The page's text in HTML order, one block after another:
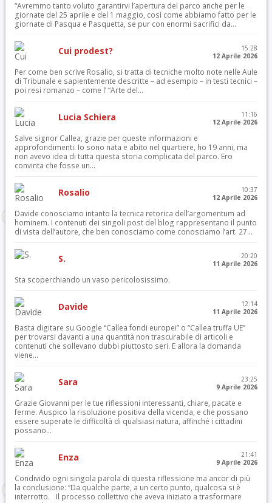
“Avremmo tanto voluto garantirvi l’apertura del parco anche per le
giornate del 25 aprile e del 1 maggio, così come abbiamo fatto per le
giornate di Pasqua e Pasquetta, se pur con enormi sacrifici da...
Cui prodest?
15:28
12 Aprile 2026
Per come ben scrive Rosalio, si tratta di tecniche molto note nelle Aule
di Tribunale e sapientemente descritte – ad esempio – in testi tecnici –
poi resi romanzo – come l’ “Arte del...
Lucia Schiera
11:16
12 Aprile 2026
Salve signor Callea, grazie per queste informazioni e
approfondimenti. Io sono nata e abito nel quartiere, ho 19 anni, ma
non avevo idea di tutta questa storia complicata del parco. Ero
convinta che fosse un...
Rosalio
10:37
12 Aprile 2026
Davide conosciamo intanto la tecnica retorica dell’argomentum ad
hominem. I contenuti dei singoli post del blog rappresentano il punto
di vista dell’autore, che ben conosciamo come conosciamo l’art. 27...
S.
20:20
11 Aprile 2026
Sta scoperchiando un vaso pericolosissimo.
Davide
12:14
11 Aprile 2026
Basta digitare su Google “Callea fondi europei” o “Callea truffa UE”
per trovarsi davanti a una quantità non trascurabile di articoli e
contenuti che sollevano dubbi piuttosto seri. E allora la domanda
viene...
Sara
23:25
9 Aprile 2026
Grazie Giovanni per le tue riflessioni interessanti, chiare, pacate e
ferme. Auspico la risoluzione positiva della vicenda, e che possano
essere superate le difficoltà di qualsiasi natura, affinché i cittadini
possano...
Enza
21:41
9 Aprile 2026
Condivido ogni singola parola di questa riflessione ma ancor di più
la conclusione: “Da qualche parte, a un certo punto, qualcosa si è
interrotto. Il processo collettivo che aveva iniziato a trasformare